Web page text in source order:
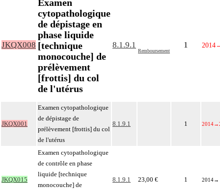
JKQX008
Examen
cytopathologique
de dépistage en
phase liquide
[technique
monocouche] de
prélèvement
[frottis] du col
de l'utérus
8.1.9.1
Remboursement
1 2014
JKQX001
Examen cytopathologique
de dépistage de
prélèvement [frottis] du col
de l'utérus
8.1.9.1 1 2014→
JKQX015
Examen cytopathologique
de contrôle en phase
liquide [technique
monocouche] de
8.1.9.1 23,00 € 1 2014→